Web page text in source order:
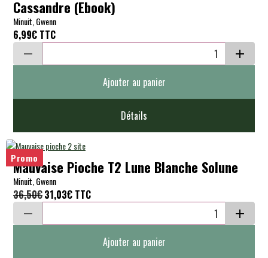
Cassandre (Ebook)
Minuit, Gwenn
6,99€ TTC
Ajouter au panier
Détails
Promo
Mauvaise Pioche T2 Lune Blanche Solune
Minuit, Gwenn
36,50€31,03€ TTC
Ajouter au panier